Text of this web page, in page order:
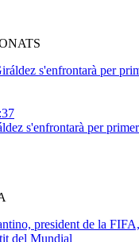
s'enfrontarà per